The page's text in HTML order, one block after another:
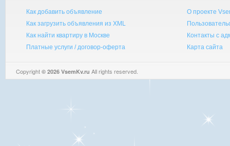
Как добавить объявление
Как загрузить объявления из XML
Как найти квартиру в Москве
Платные услуги / договор-оферта
О проекте
Контакты с
Карта сайта
Copyright © 2026 VsemKv.ru All rights reserved.